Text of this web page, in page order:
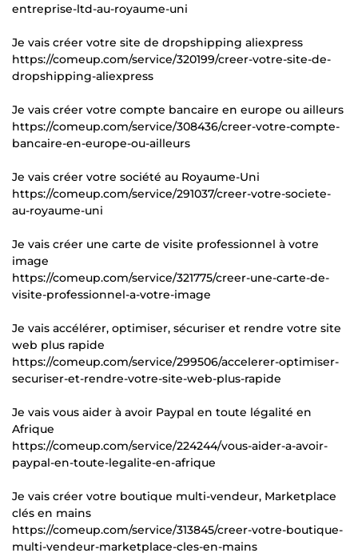
entreprise-ltd-au-royaume-uni
Je vais créer votre site de dropshipping aliexpress
https://comeup.com/service/320199/creer-votre-site-de-
dropshipping-aliexpress
Je vais créer votre compte bancaire en europe ou ailleurs
https://comeup.com/service/308436/creer-votre-compte-
bancaire-en-europe-ou-ailleurs
Je vais créer votre société au Royaume-Uni
https://comeup.com/service/291037/creer-votre-societe-
au-royaume-uni
Je vais créer une carte de visite professionnel à votre
image
https://comeup.com/service/321775/creer-une-carte-de-
visite-professionnel-a-votre-image
Je vais accélérer, optimiser, sécuriser et rendre votre site
web plus rapide
https://comeup.com/service/299506/accelerer-optimiser-
securiser-et-rendre-votre-site-web-plus-rapide
Je vais vous aider à avoir Paypal en toute légalité en
Afrique
https://comeup.com/service/224244/vous-aider-a-avoir-
paypal-en-toute-legalite-en-afrique
Je vais créer votre boutique multi-vendeur, Marketplace
clés en mains
https://comeup.com/service/313845/creer-votre-boutique-
multi-vendeur-marketplace-cles-en-mains